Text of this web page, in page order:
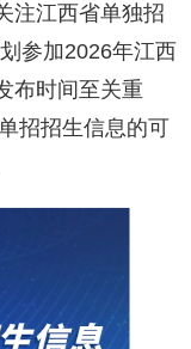
江西省单独招
参加2026年江西
布时间至关重
招招生信息的可